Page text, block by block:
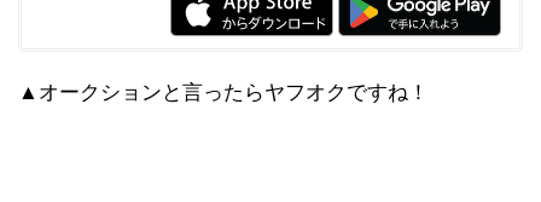
▲オークションと言ったらヤフオクですね！